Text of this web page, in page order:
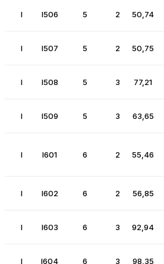
I I506 5 2 50,74
I I507 5 2 50,75
I I508 5 3 77,21
I I509 5 3 63,65
I I601 6 2 55,46
I I602 6 2 56,85
I I603 6 3 92,94
I I604 6 3 98,35